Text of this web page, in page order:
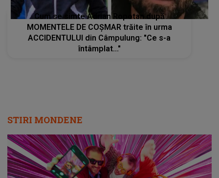
Cum se simte Adrian Ropotan după
MOMENTELE DE COȘMAR trăite în urma
ACCIDENTULUI din Câmpulung: "Ce s-a
întâmplat..."
STIRI MONDENE